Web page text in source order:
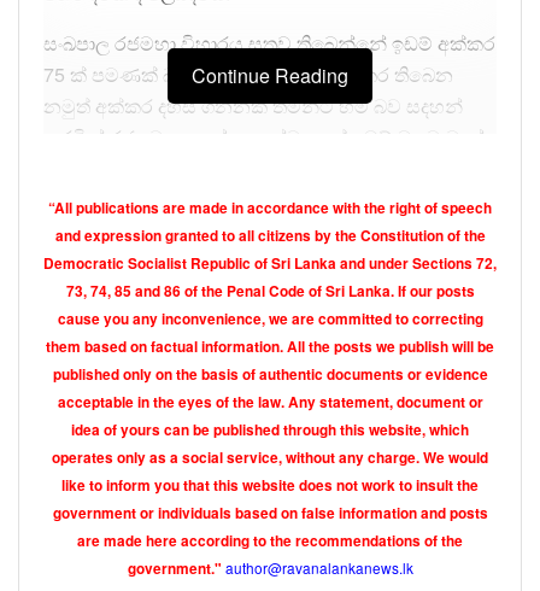
සංඛපාල රජමහා විහාරය සතුව තිබෙන්නේ ඉඩම් අක්කර
75 ක් පමණක් බව අප මීට පෙර වාර්තා කර තිබෙන
නමුත් අක්කර දහස් ගනනක් තමන්ට හිමි බව සදහන්
කරමින් රජයට සහ පුද්ගලයන්ට අයත් ඉඩම් වලට මුදල්
සකසා තිබේ.
එසේම පනහඩුව රන්මිණිකොත පැරණි වෙහෙරටද කූට
ලේඛන සකසා තිබෙන බවද, පනහඩුව මීගහයාය
ප්‍රදේශයේ ජනතාවට අයත් ඉඩම් බලහත් කාරයෙන් අත්
පත් කරගැනීම ඇතුළුව ජනතාව කුපිත කරවන කටයුතු
ගනනාවක් මෙන්ම වංචා සහ දූෂණ වලට මෙම හිමි නම
සම්බන්ධ බව ඉතාම පැහැදිලි සාක්ෂි අප ආයතනය වෙත
ලැබී තිබේ.
එසේම පොලිස් අධිකාරිවරයෙකුට සහ උඩවලව පොලිස්
ස්තානාධිපතිටද අක්කර 8 ක රජයේ ඉඩමක් සංඛපාල
නින්දගමට අයත් ලෙස සලකා ලබා දී තිබේ. අක්කර දහස්
ගණනක වැසියන් මේ හිමිගේ කරදර නිසා පීඩා විදින
Continue Reading
“All publications are made in accordance with the right of speech
and expression granted to all citizens by the Constitution of the
Democratic Socialist Republic of Sri Lanka and under Sections 72,
73, 74, 85 and 86 of the Penal Code of Sri Lanka. If our posts
cause you any inconvenience, we are committed to correcting
them based on factual information. All the posts we publish will be
published only on the basis of authentic documents or evidence
acceptable in the eyes of the law. Any statement, document or
idea of yours can be published through this website, which
operates only as a social service, without any charge. We would
like to inform you that this website does not work to insult the
government or individuals based on false information and posts
are made here according to the recommendations of the
government." author@ravanalankanews.lk